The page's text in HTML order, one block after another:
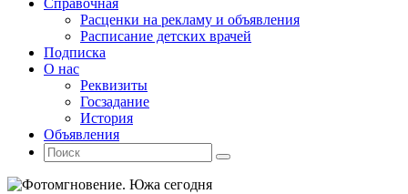
Справочная
Расценки на рекламу и объявления
Расписание детских врачей
Подписка
О нас
Реквизиты
Госзадание
История
Объявления
Поиск
Искать:
Поиск